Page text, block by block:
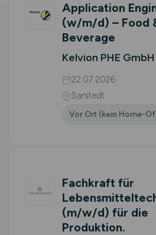
Application
(w/m/d) – Food
Beverage
Kelvion PHE GmbH
22.07.2026
Sarstedt
Vor Ort (kein Home-
Fachkraft für
(m/w/d) für die
Produktion.